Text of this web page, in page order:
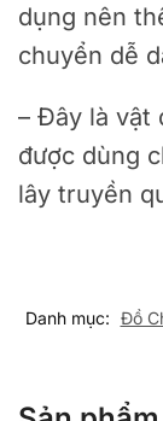
dụng nên
chuyển dễ
– Đây là vật
được dùng
lây truyền
Danh mục: Đồ